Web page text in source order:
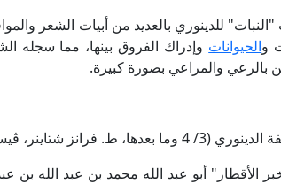
للدينوري بالعديد من أبيات الشعر
والحيوانات وإدراك الفروق بينها، مما سجله
بالرعي والمراعي بصورة كبيرة.
شتاينر، ڤيسبادن، ألمانيا).